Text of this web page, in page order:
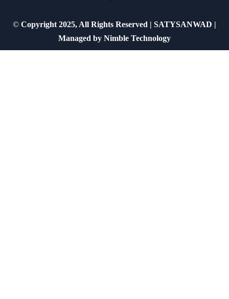
© Copyright 2025, All Rights Reserved | SATYSANWAD |
Managed by Nimble Technology